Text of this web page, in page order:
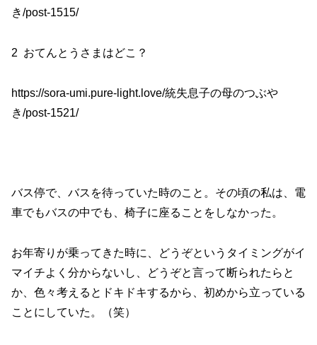
き/post-1515/
2 おてんとうさまはどこ？
https://sora-umi.pure-light.love/統失息子の母のつぶや
き/post-1521/
バス停で、バスを待っていた時のこと。その頃の私は、電
車でもバスの中でも、椅子に座ることをしなかった。
お年寄りが乗ってきた時に、どうぞというタイミングがイ
マイチよく分からないし、どうぞと言って断られたらと
か、色々考えるとドキドキするから、初めから立っている
ことにしていた。（笑）